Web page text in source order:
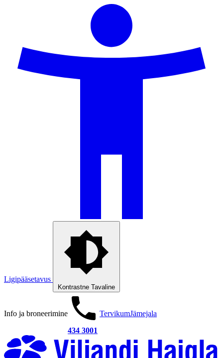
Ligipääsetavus
Kontrastne Tavaline
Info ja broneerimine
434 3001
TervikumJämejala